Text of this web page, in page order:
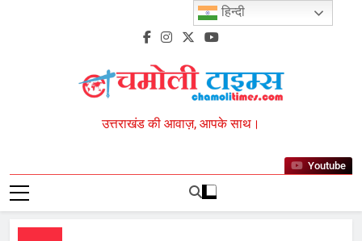
Chamoli Times
उत्तराखंड की आवाज़, आपके साथ।
Youtube
हिन्दी